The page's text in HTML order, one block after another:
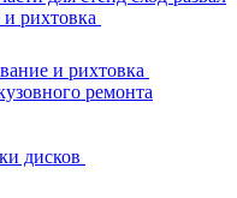
рихтовка
и рихтовка
ремонта
дисков